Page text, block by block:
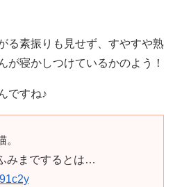
る素振りも見せず、すやすや熟
が寝かしつけているかのよう！
ですね♪
みまでするとは…